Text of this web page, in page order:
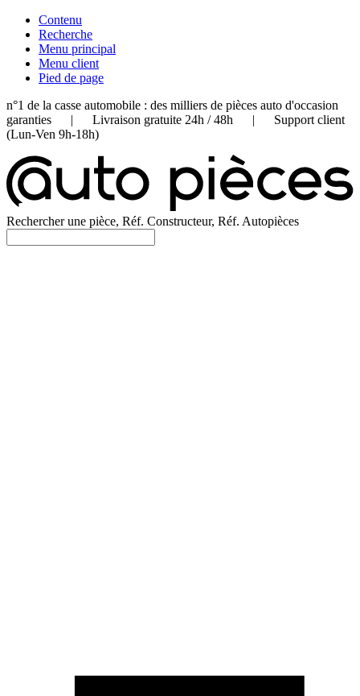
Contenu
Recherche
Menu principal
Menu client
Pied de page
n°1 de la casse automobile : des milliers de pièces auto d'occasion
garanties | Livraison gratuite 24h / 48h | Support client
(Lun-Ven 9h-18h)
Rechercher une pièce, Réf. Constructeur, Réf. Autopièces